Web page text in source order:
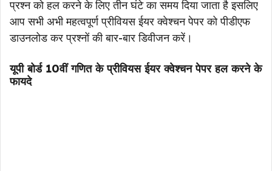
प्रश्न को हल करने के लिए तीन घंटे का समय दिया जाता है इसलिए
आप सभी अभी महत्वपूर्ण प्रीवियस ईयर क्वेश्चन पेपर को पीडीएफ
डाउनलोड कर प्रश्नों की बार-बार डिवीजन करें।
यूपी बोर्ड 10वीं गणित के प्रीवियस ईयर क्वेश्चन पेपर हल करने के
फायदे